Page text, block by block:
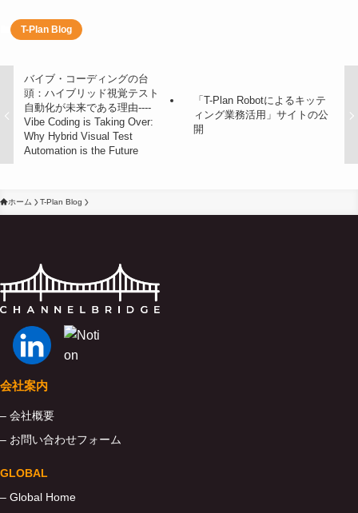
T-Plan Blog
バイブ・コーディングの台
頭：ハイブリッド視覚テスト
自動化が未来である理由----
Vibe Coding is Taking Over:
Why Hybrid Visual Test
Automation is the Future
「T-Plan Robotによるキッテ
ィング業務活用」サイトの公
開
ホーム T-Plan Blog
会社案内
– 会社概要
– お問い合わせフォーム
GLOBAL
– Global Home